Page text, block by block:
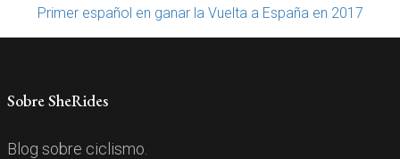
Primer español en ganar la Vuelta a España en 2017
Sobre SheRides
Blog sobre ciclismo.